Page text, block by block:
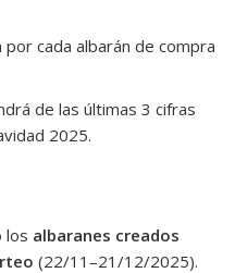
cada albarán de compra
de las últimas 3 cifras
2025.
los albaranes creados
(22/11–21/12/2025).